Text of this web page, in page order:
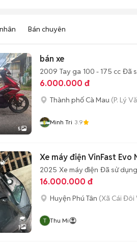
Bán chuyên
5
bán xe
2009 Tay ga 100 - 175 cc Đã
6.000.000 đ
Thành phố Cà Mau (P. Lý
Minh Tri 3.9
1
Xe máy điện VinFast Evo
2025 Xe máy điện Đã sử dụng
16.000.000 đ
Huyện Phú Tân (Xã Cái Đôi
Thu Mi